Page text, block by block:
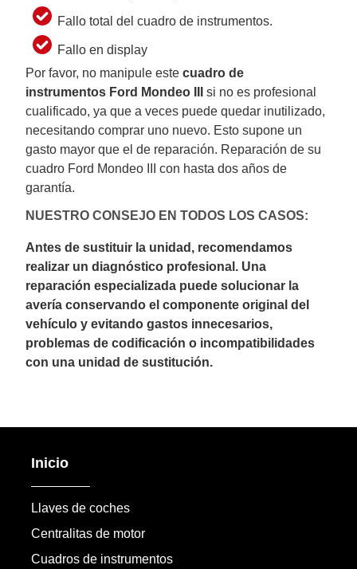
Fallo total del cuadro de instrumentos.
Fallo en display
Por favor, no manipule estecuadro de
instrumentos Ford Mondeo III
si no es profesional
cualificado, ya que a veces puede quedar inutilizado,
necesitando comprar uno nuevo. Esto supone un
gasto mayor que el de reparación. Reparación de su
cuadro Ford Mondeo III con hasta dos años de
garantía.
NUESTRO CONSEJO EN TODOS LOS CASOS:
Antes de sustituir la unidad, recomendamos
realizar un diagnóstico profesional. Una
reparación especializada puede solucionar la
avería conservando el componente original del
vehículo y evitando gastos innecesarios,
problemas de codificación o incompatibilidades
con una unidad de sustitución.
Inicio
Llaves de coches
Centralitas de motor
Cuadros de instrumentos